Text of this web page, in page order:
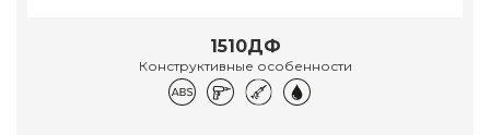
1510ДФ
Конструктивные особенности